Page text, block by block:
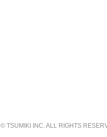
© TSUMIKI INC. ALL RIGHTS